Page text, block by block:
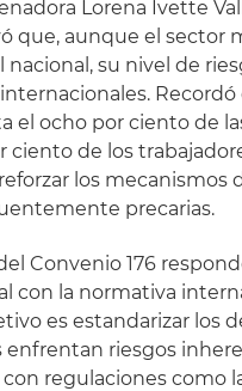
Lorena Ivette
que, aunque el
nacional, su nivel de
el ocho por ciento de
ciento de los
los
precarias.
Convenio 176
con la normativa
es estandarizar los
enfrentan riesgos
regulaciones como